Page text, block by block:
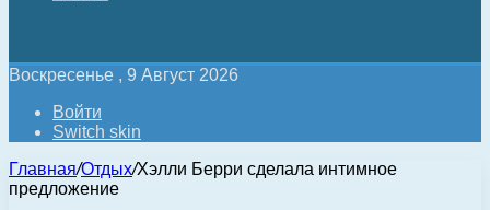
Воскресенье , 9 Август 2026
Войти
Switch skin
Главная/Отдых/Хэлли Берри сделала интимное
предложение